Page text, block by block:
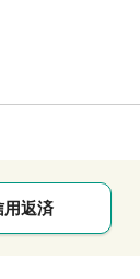
用返済